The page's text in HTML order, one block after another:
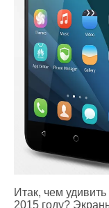
Итак, чем
2015 году?